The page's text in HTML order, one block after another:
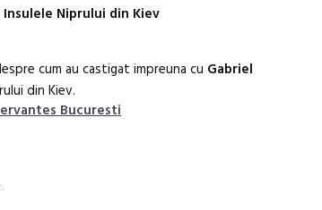
Niprului din Kiev
cum au castigat impreuna cu Gabriel
din Kiev.
Bucuresti